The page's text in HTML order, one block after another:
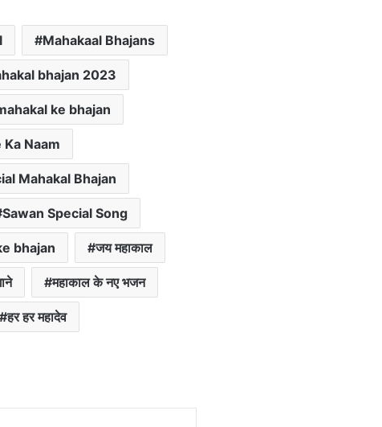
Mahakaal Bhajans
bhajan 2023
ke bhajan
Naam
Mahakal Bhajan
Sawan Special Song
bhajan जय महाकाल
महाकाल के नए भजन
हर हर महादेव